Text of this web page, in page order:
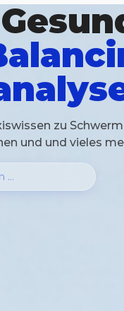
zu
und und vieles